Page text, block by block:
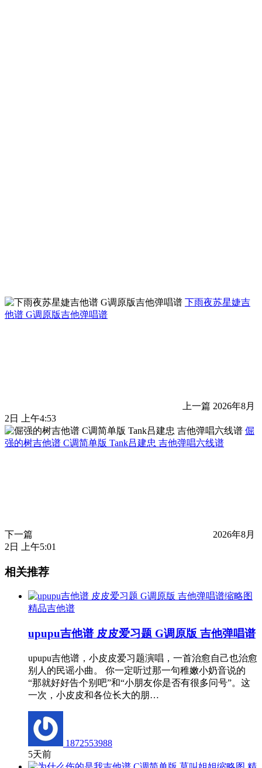
下雨夜苏星婕吉
他谱 G调原版吉他弹唱谱
上一篇 2026年8月
2日 上午4:53
倔
强的树吉他谱 C调简单版 Tank吕建忠 吉他弹唱六线谱
下一篇
2026年8月
2日 上午5:01
相关推荐
精品吉他谱
upupu吉他谱 皮皮爱习题 G调原版 吉他弹唱谱
upupu吉他谱，小皮皮爱习题演唱，一首治愈自己也治愈
别人的民谣小曲。 你一定听过那一句稚嫩小奶音说的
“那就好好告个别吧”和“小朋友你是否有很多问号”。这
一次，小皮皮和各位长大的朋…
1872553988
5天前